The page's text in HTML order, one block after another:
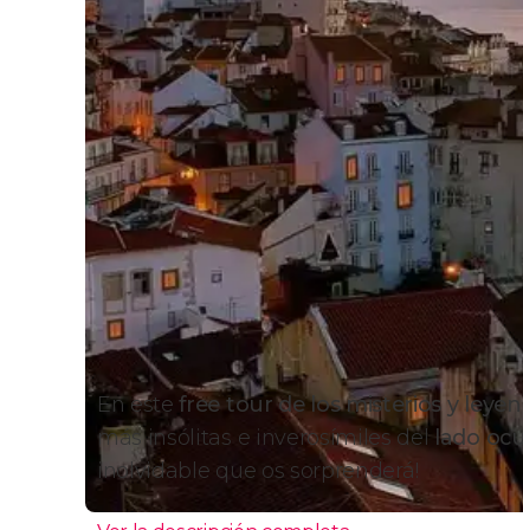
En estefree tour de los misterios y
más insólitas e inverosímiles del lado
inolvidable que os sorprenderá!